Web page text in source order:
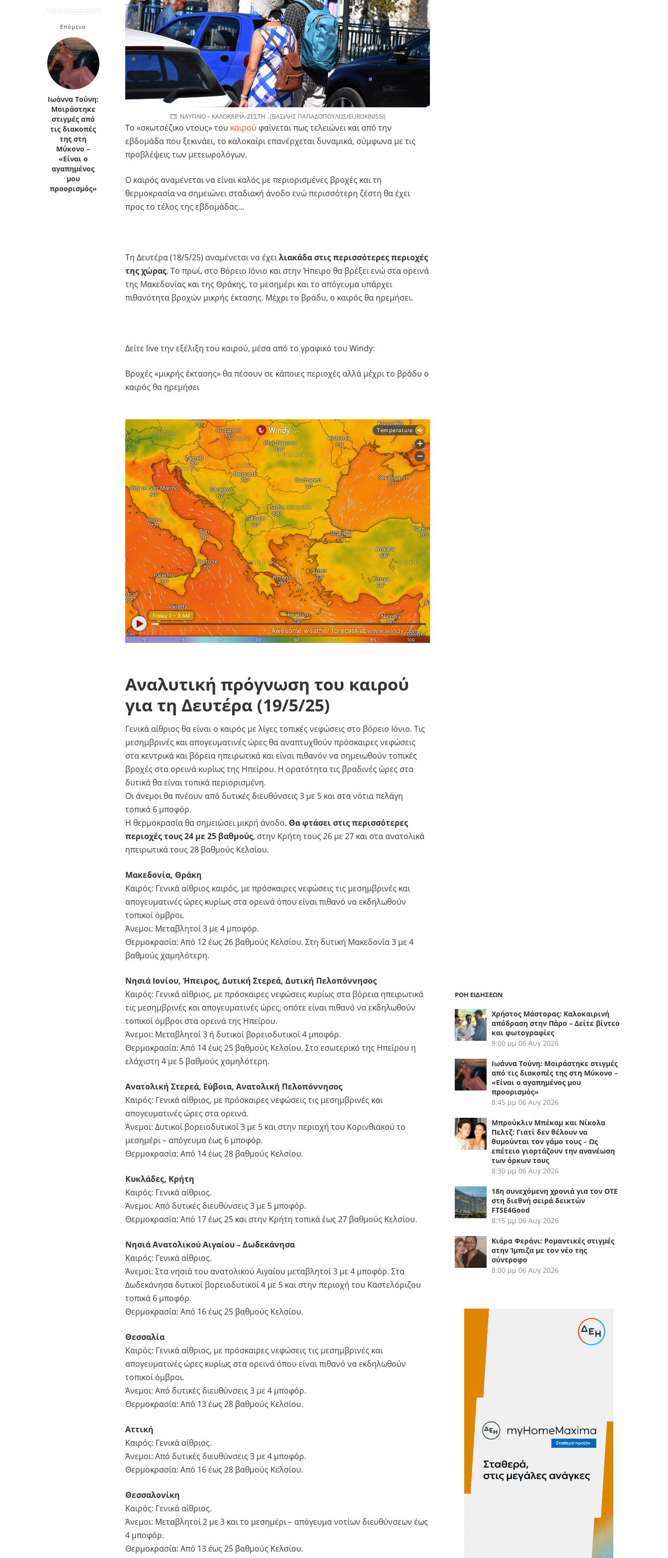
Κρήτη
Κυκλάδες
Πελοπόννησος
Πελοπόννησος
Επόμενο
Ιωάννα Τούνη:
Μοιράστηκε
στιγμές από
τις διακοπές
της στη
Μύκονο –
«Είναι ο
αγαπημένος
μου
προορισμός»
ΝΑΥΠΛΙΟ – ΚΑΛΟΚΑΙΡΙΑ-ΖΕΣΤΗ . (ΒΑΣΙΛΗΣ ΠΑΠΑΔΟΠΟΥΛΟΣ/EUROKINISSI)
Το «σκωτσέζικο ντους» του καιρού φαίνεται πως τελειώνει και από την
εβδομάδα που ξεκινάει, το καλοκαίρι επανέρχεται δυναμικά, σύμφωνα με τις
προβλέψεις των μετεωρολόγων.
Ο καιρός αναμένεται να είναι καλός με περιορισμένες βροχές και τη
θερμοκρασία να σημειώνει σταδιακή άνοδο ενώ περισσότερη ζέστη θα έχει
προς το τέλος της εβδομάδας…
Τη Δευτέρα (18/5/25) αναμένεται να έχειλιακάδα στις περισσότερες περιοχές
της χώρας. Το πρωί, στο Βόρειο Ιόνιο και στην Ήπειρο θα βρέξει ενώ στα ορεινά
της Μακεδονίας και της Θράκης, το μεσημέρι και το απόγευμα υπάρχει
πιθανότητα βροχών μικρής έκτασης. Μέχρι το βράδυ, ο καιρός θα ηρεμήσει.
Δείτε live την εξέλιξη του καιρού, μέσα από το γραφικό του Windy:
Βροχές «μικρής έκτασης» θα πέσουν σε κάποιες περιοχές αλλά μέχρι το βράδυ ο
καιρός θα ηρεμήσει
Αναλυτική πρόγνωση του καιρού
για τη Δευτέρα (19/5/25)
Γενικά αίθριος θα είναι ο καιρός με λίγες τοπικές νεφώσεις στο βόρειο Ιόνιο. Τις
μεσημβρινές και απογευματινές ώρες θα αναπτυχθούν πρόσκαιρες νεφώσεις
στα κεντρικά και βόρεια ηπειρωτικά και είναι πιθανόν να σημειωθούν τοπικές
βροχές στα ορεινά κυρίως της Ηπείρου. Η ορατότητα τις βραδινές ώρες στα
δυτικά θα είναι τοπικά περιορισμένη.
Οι άνεμοι θα πνέουν από δυτικές διευθύνσεις 3 με 5 και στα νότια πελάγη
τοπικά 6 μποφόρ.
Η θερμοκρασία θα σημειώσει μικρή άνοδο. Θα φτάσει στις περισσότερες
περιοχές τους 24 με 25 βαθμούς, στην Κρήτη τους 26 με 27 και στα ανατολικά
ηπειρωτικά τους 28 βαθμούς Κελσίου.
Μακεδονία, Θράκη
Καιρός: Γενικά αίθριος καιρός, με πρόσκαιρες νεφώσεις τις μεσημβρινές και
απογευματινές ώρες κυρίως στα ορεινά όπου είναι πιθανό να εκδηλωθούν
τοπικοί όμβροι.
Άνεμοι: Μεταβλητοί 3 με 4 μποφόρ.
Θερμοκρασία: Από 12 έως 26 βαθμούς Κελσίου. Στη δυτική Μακεδονία 3 με 4
βαθμούς χαμηλότερη.
Νησιά Ιονίου, Ήπειρος, Δυτική Στερεά, Δυτική Πελοπόννησος
Καιρός: Γενικά αίθριος, με πρόσκαιρες νεφώσεις κυρίως στα βόρεια ηπειρωτικά
τις μεσημβρινές και απογευματινές ώρες, οπότε είναι πιθανό να εκδηλωθούν
τοπικοί όμβροι στα ορεινά της Ηπείρου.
Άνεμοι: Μεταβλητοί 3 ή δυτικοί βορειοδυτικοί 4 μποφόρ.
Θερμοκρασία: Από 14 έως 25 βαθμούς Κελσίου. Στο εσωτερικό της Ηπείρου η
ελάχιστη 4 με 5 βαθμούς χαμηλότερη.
Ανατολική Στερεά, Εύβοια, Ανατολική Πελοπόννησος
Καιρός: Γενικά αίθριος, με πρόσκαιρες νεφώσεις τις μεσημβρινές και
απογευματινές ώρες στα ορεινά.
Άνεμοι: Δυτικοί βορειοδυτικοί 3 με 5 και στην περιοχή του Κορινθιακού το
μεσημέρι – απόγευμα έως 6 μποφόρ.
Θερμοκρασία: Από 14 έως 28 βαθμούς Κελσίου.
Κυκλάδες, Κρήτη
Καιρός: Γενικά αίθριος.
Άνεμοι: Από δυτικές διευθύνσεις 3 με 5 μποφόρ.
Θερμοκρασία: Από 17 έως 25 και στην Κρήτη τοπικά έως 27 βαθμούς Κελσίου.
Νησιά Ανατολικού Αιγαίου – Δωδεκάνησα
Καιρός: Γενικά αίθριος.
Άνεμοι: Στα νησιά του ανατολικού Αιγαίου μεταβλητοί 3 με 4 μποφόρ. Στα
Δωδεκάνησα δυτικοί βορειοδυτικοί 4 με 5 και στην περιοχή του Καστελόριζου
τοπικά 6 μποφόρ.
Θερμοκρασία: Από 16 έως 25 βαθμούς Κελσίου.
Θεσσαλία
Καιρός: Γενικά αίθριος, με πρόσκαιρες νεφώσεις τις μεσημβρινές και
απογευματινές ώρες κυρίως στα ορεινά όπου είναι πιθανό να εκδηλωθούν
τοπικοί όμβροι.
Άνεμοι: Από δυτικές διευθύνσεις 3 με 4 μποφόρ.
Θερμοκρασία: Από 13 έως 28 βαθμούς Κελσίου.
Αττική
Καιρός: Γενικά αίθριος.
Άνεμοι: Από δυτικές διευθύνσεις 3 με 4 μποφόρ.
Θερμοκρασία: Από 16 έως 28 βαθμούς Κελσίου.
Θεσσαλονίκη
Καιρός: Γενικά αίθριος.
Άνεμοι: Μεταβλητοί 2 με 3 και το μεσημέρι – απόγευμα νοτίων διευθύνσεων έως
4 μποφόρ.
Θερμοκρασία: Από 13 έως 25 βαθμούς Κελσίου.
ΡΟΗ ΕΙΔΗΣΕΩΝ
Χρήστος Μάστορας: Καλοκαιρινή
απόδραση στην Πάρο – Δείτε βίντεο
και φωτογραφίες
9:00 μμ 06 Αυγ 2026
Ιωάννα Τούνη: Μοιράστηκε στιγμές
από τις διακοπές της στη Μύκονο –
«Είναι ο αγαπημένος μου
προορισμός»
8:45 μμ 06 Αυγ 2026
Μπρούκλιν Μπέκαμ και Νίκολα
Πελτζ: Γιατί δεν θέλουν να
θυμούνται τον γάμο τους – Ως
επέτειο γιορτάζουν την ανανέωση
των όρκων τους
8:30 μμ 06 Αυγ 2026
18η συνεχόμενη χρονιά για τον ΟΤΕ
στη διεθνή σειρά δεικτών
FTSE4Good
8:15 μμ 06 Αυγ 2026
Κιάρα Φεράνι: Ρομαντικές στιγμές
στην Ίμπιζα με τον νέο της
σύντροφο
8:00 μμ 06 Αυγ 2026